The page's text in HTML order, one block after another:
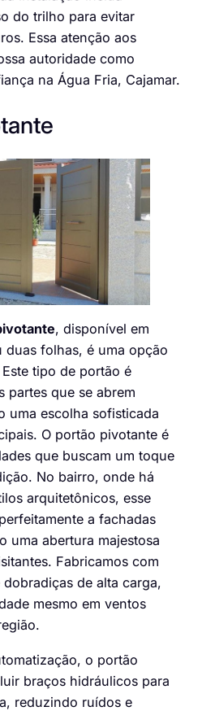
do trilho para evitar
Essa atenção aos
autoridade como
na Água Fria, Cajamar.
, disponível em
duas folhas, é uma opção
tipo de portão é
partes que se abrem
uma escolha sofisticada
O portão pivotante é
que buscam um toque
No bairro, onde há
arquitetônicos, esse
a fachadas
uma abertura majestosa
Fabricamos com
de alta carga,
mesmo em ventos
o portão
braços hidráulicos para
reduzindo ruídos e